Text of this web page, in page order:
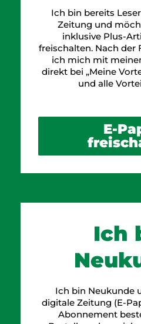
Ich bin bereits
Zeitung und
inklusive Plus-
freischalten. Nach der
ich mich mit
direkt bei „Meine
und alle
E-
Ich
Ich bin Neukunde
digitale Zeitung (E-
Abonnement